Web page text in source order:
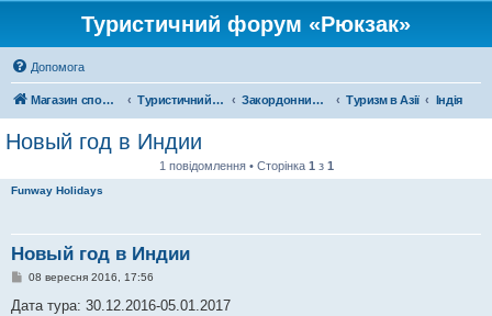
Туристичний форум «Рюкзак»
Допомога
Магазин спорядження Туристичний форум «Рюкзак» Закордонний туризм Туризм в Азії Індія
Новый год в Индии
1 повідомлення • Сторінка 1 з 1
Funway Holidays
Новый год в Индии
П
в
08 вересня 2016, 17:56
Дата тура: 30.12.2016-05.01.2017